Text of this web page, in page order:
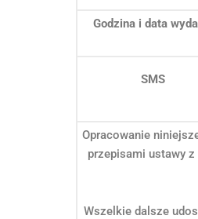
Godzina i data
SMS
Opracowanie
przepisami ustawy
Wszelkie dalsze